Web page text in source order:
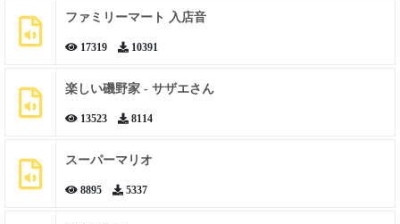
ファミリーマート 入店音
17319 10391
楽しい磯野家 - サザエさん
13523 8114
スーパーマリオ
8895 5337